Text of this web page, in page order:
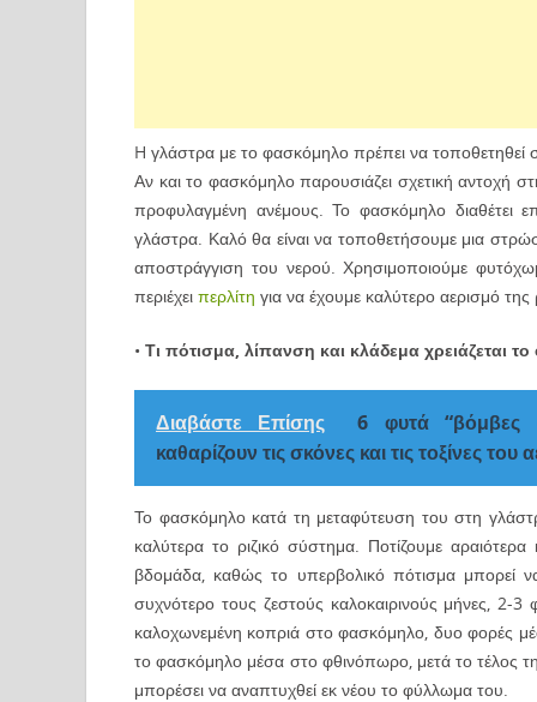
H γλάστρα με το φασκόμηλο πρέπει να
Αν και το φασκόμηλο παρουσιάζει σχετική αντοχή
προφυλαγμένη ανέμους. Το φασκόμηλο διαθέτει
γλάστρα. Καλό θα είναι να τοποθετήσουμε μια
αποστράγγιση του νερού. Χρησιμοποιούμε
περιέχει περλίτη για να έχουμε καλύτερο αερισμό της
• Τι πότισμα, λίπανση και κλάδεμα χρειάζεται
Διαβάστε Επίσης
6 φυτά “βόμβες
καθαρίζουν τις σκόνες και τις τοξίνες του
Το φασκόμηλο κατά τη μεταφύτευση του στη
καλύτερα το ριζικό σύστημα. Ποτίζουμε
βδομάδα, καθώς το υπερβολικό πότισμα μπορεί
συχνότερο τους ζεστούς καλοκαιρινούς μήνες, 2-
καλοχωνεμένη κοπριά στο φασκόμηλο, δυο φορές
το φασκόμηλο μέσα στο φθινόπωρο, μετά το τέλος
μπορέσει να αναπτυχθεί εκ νέου το φύλλωμα του.